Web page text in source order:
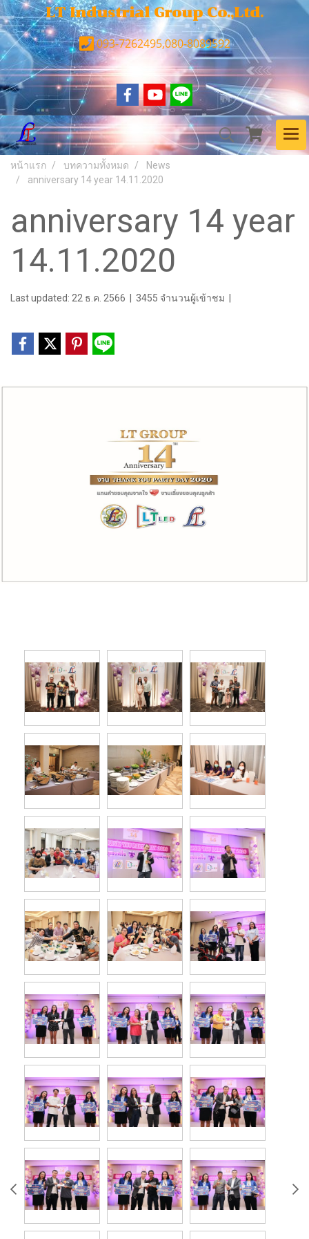
LT Industrial Group Co.,Ltd.
093-7262495,080-8089592
หน้าแรก บทความทั้งหมด
News
anniversary 14 year 14.11.2020
anniversary 14 year
14.11.2020
Last updated: 22 ธ.ค. 2566 3455 จำนวนผู้เข้าชม